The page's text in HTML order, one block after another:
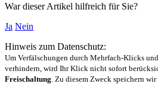
War dieser Artikel hilfreich für Sie?
Ja Nein
Hinweis zum Datenschutz:
Um Verfälschungen durch Mehrfach-Klicks
verhindern, wird Ihr Klick nicht sofort
Freischaltung . Zu diesem Zweck speichern